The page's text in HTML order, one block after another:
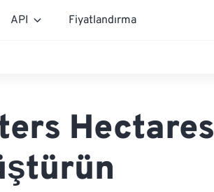
API Fiyatlandırma
Hectares